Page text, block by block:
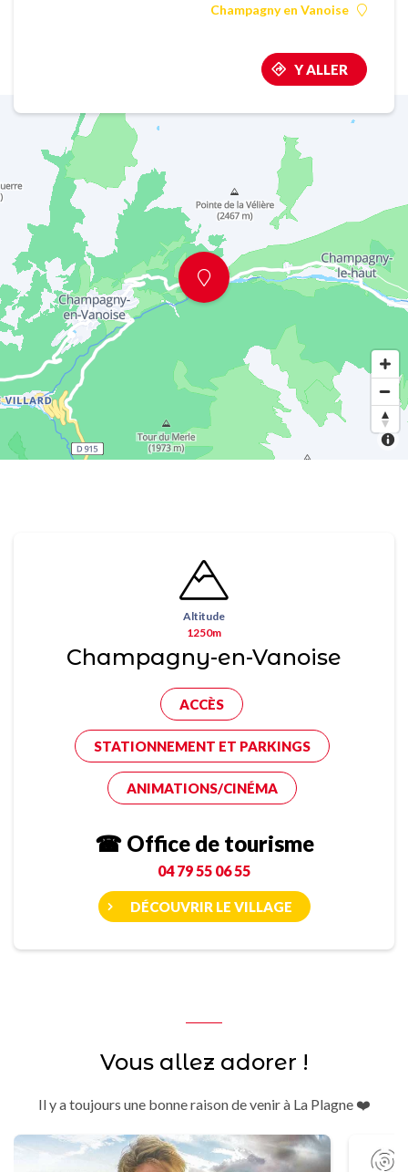
Champagny en Vanoise
Y ALLER
Altitude
1250m
Champagny-en-Vanoise
ACCÈS
STATIONNEMENT ET PARKINGS
ANIMATIONS/CINÉMA
☎ Office de tourisme
04 79 55 06 55
DÉCOUVRIR LE VILLAGE
Vous allez adorer !
Il y a toujours une bonne raison de venir à La Plagne ❤️